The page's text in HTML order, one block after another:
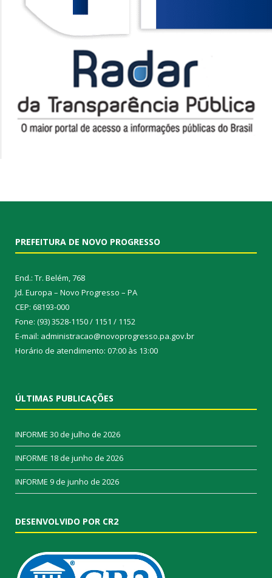
PREFEITURA DE NOVO PROGRESSO
End.: Tr. Belém, 768
Jd. Europa – Novo Progresso – PA
CEP: 68193-000
Fone: (93) 3528-1150 / 1151 / 1152
E-mail: administracao@novoprogresso.pa.gov.br
Horário de atendimento: 07:00 às 13:00
ÚLTIMAS PUBLICAÇÕES
INFORME 30 de julho de 2026
INFORME 18 de junho de 2026
INFORME 9 de junho de 2026
DESENVOLVIDO POR CR2